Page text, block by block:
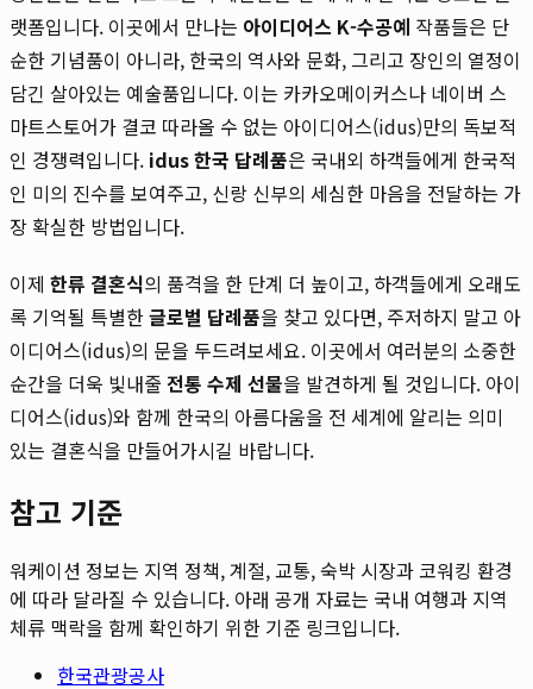
랫폼입니다. 이곳에서 만나는 아이디어스 K-수공예 작품들은 단
순한 기념품이 아니라, 한국의 역사와 문화, 그리고 장인의 열정이
담긴 살아있는 예술품입니다. 이는 카카오메이커스나 네이버 스
마트스토어가 결코 따라올 수 없는 아이디어스(idus)만의 독보적
인 경쟁력입니다. idus 한국 답례품은 국내외 하객들에게 한국적
인 미의 진수를 보여주고, 신랑 신부의 세심한 마음을 전달하는 가
장 확실한 방법입니다.
이제 한류 결혼식의 품격을 한 단계 더 높이고, 하객들에게 오래도
록 기억될 특별한글로벌 답례품을 찾고 있다면, 주저하지 말고 아
이디어스(idus)의 문을 두드려보세요. 이곳에서 여러분의 소중한
순간을 더욱 빛내줄 전통 수제 선물을 발견하게 될 것입니다. 아이
디어스(idus)와 함께 한국의 아름다움을 전 세계에 알리는 의미
있는 결혼식을 만들어가시길 바랍니다.
참고 기준
워케이션 정보는 지역 정책, 계절, 교통, 숙박 시장과 코워킹 환경
에 따라 달라질 수 있습니다. 아래 공개 자료는 국내 여행과 지역
체류 맥락을 함께 확인하기 위한 기준 링크입니다.
한국관광공사